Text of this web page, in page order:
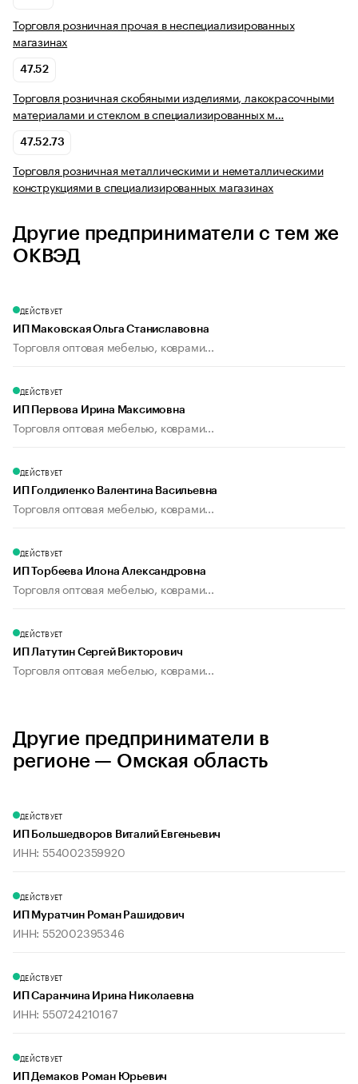
Торговля розничная прочая в неспециализированных
магазинах
47.52
Торговля розничная скобяными изделиями, лакокрасочными
материалами и стеклом в специализированных м…
47.52.73
Торговля розничная металлическими и неметаллическими
конструкциями в специализированных магазинах
Другие предприниматели с тем же
ОКВЭД
ДЕЙСТВУЕТ
ИП Маковская Ольга Станиславовна
Торговля оптовая мебелью, коврами...
ДЕЙСТВУЕТ
ИП Первова Ирина Максимовна
Торговля оптовая мебелью, коврами...
ДЕЙСТВУЕТ
ИП Голдиленко Валентина Васильевна
Торговля оптовая мебелью, коврами...
ДЕЙСТВУЕТ
ИП Торбеева Илона Александровна
Торговля оптовая мебелью, коврами...
ДЕЙСТВУЕТ
ИП Латутин Сергей Викторович
Торговля оптовая мебелью, коврами...
Другие предприниматели в
регионе — Омская область
ДЕЙСТВУЕТ
ИП Большедворов Виталий Евгеньевич
ИНН: 554002359920
ДЕЙСТВУЕТ
ИП Муратчин Роман Рашидович
ИНН: 552002395346
ДЕЙСТВУЕТ
ИП Саранчина Ирина Николаевна
ИНН: 550724210167
ДЕЙСТВУЕТ
ИП Демаков Роман Юрьевич